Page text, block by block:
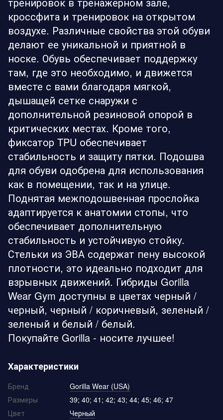
кроссфита и тренировок на открытом
воздухе. Различные свойства этой обуви
делают ее уникальной и приятной в
носке. Обувь обеспечивает поддержку
там, где это необходимо, и движется
вместе с вами благодаря мягкой,
дышащей сетке снаружи с
дополнительной резиновой опорой в
критических местах. Кроме того,
фиксатор TPU обеспечивает
стабильность и защиту пятки. Подошва
для обуви одобрена для использования
как в помещении, так и на улице.
Поднятая межподошвенная прослойка
адаптируется к анатомии стопы, что
обеспечивает дополнительную
стабильность и устойчивую стойку.
Стельки из ЭВА содержат пену высокой
плотности, это идеально подходит для
взрывных движений. Гибриды Gorilla
Wear Gym доступны в цветах черный /
черный, черный / коричневый, зеленый /
зеленый и белый / белый.
Покупайте Gorilla - носите лучшее!
Характеристики
Бренд
Gorilla Wear (USA)
Размеры
39; 40; 41; 42; 43; 44; 45; 46; 47
Цвет
Черный